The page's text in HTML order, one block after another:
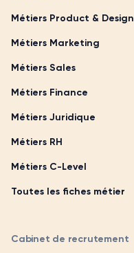
Métiers Product & Design
Métiers Marketing
Métiers Sales
Métiers Finance
Métiers Juridique
Métiers RH
Métiers C-Level
Toutes les fiches métier
Cabinet de recrutement